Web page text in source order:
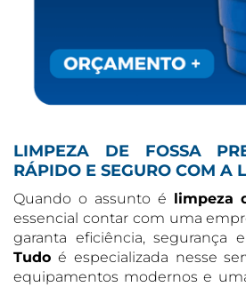
LIMPEZA DE FOSSA
RÁPIDO E SEGURO COM A
Quando o assunto é limpeza
essencial contar com uma
garanta eficiência, segurança
Tudo é especializada nesse
equipamentos modernos e